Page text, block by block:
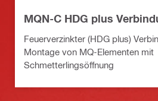
MQN-C HDG plus
Feuerverzinkter (HDG plus)
Montage von MQ-Elementen mit
Schmetterlingsöffnung